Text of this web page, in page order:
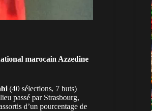
marocain Azzedine
(40 sélections, 7 buts)
passé par Strasbourg,
d’un pourcentage de